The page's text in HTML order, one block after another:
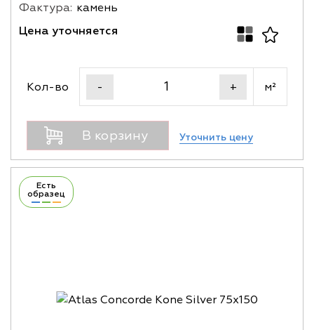
Фактура: камень
Цена уточняется
Кол-во - + м²
В корзину Уточнить цену
Есть
образец